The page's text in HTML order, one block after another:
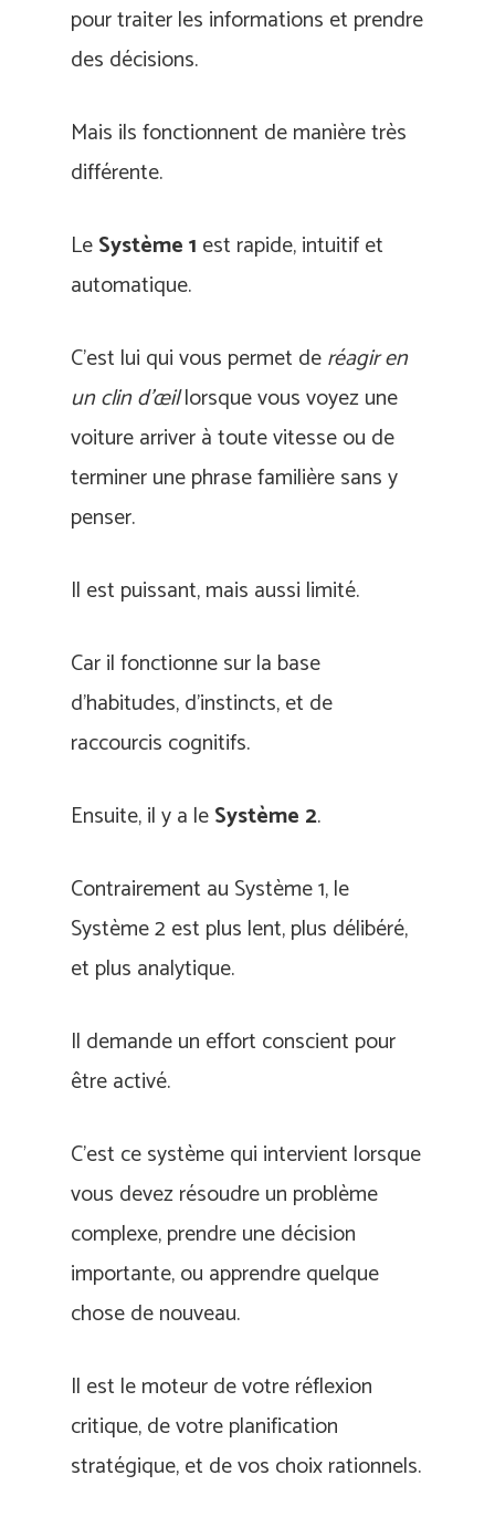
pour traiter les informations et prendre
des décisions.
Mais ils fonctionnent de manière très
différente.
LeSystème 1 est rapide, intuitif et
automatique.
C’est lui qui vous permet deréagir en
un clin d’œillorsque vous voyez une
voiture arriver à toute vitesse ou de
terminer une phrase familière sans y
penser.
Il est puissant, mais aussi limité.
Car il fonctionne sur la base
d’habitudes, d’instincts, et de
raccourcis cognitifs.
Ensuite, il y a leSystème 2.
Contrairement au Système 1, le
Système 2 est plus lent, plus délibéré,
et plus analytique.
Il demande un effort conscient pour
être activé.
C’est ce système qui intervient lorsque
vous devez résoudre un problème
complexe, prendre une décision
importante, ou apprendre quelque
chose de nouveau.
Il est le moteur de votre réflexion
critique, de votre planification
stratégique, et de vos choix rationnels.